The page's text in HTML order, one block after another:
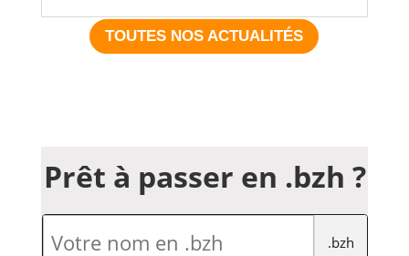
TOUTES NOS ACTUALITÉS
Prêt à passer en .bzh ?
.bzh